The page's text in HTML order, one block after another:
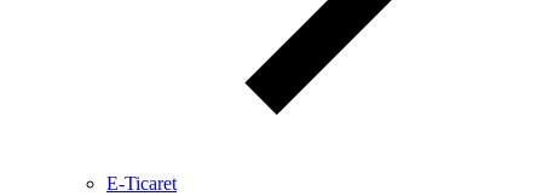
E-Ticaret